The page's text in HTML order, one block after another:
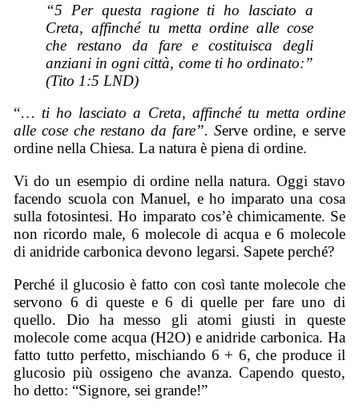
“5 Per questa ragione ti ho lasciato a
Creta, affinché tu metta ordine alle cose
che restano da fare e costituisca degli
anziani in ogni città, come ti ho ordinato:”
(Tito 1:5 LND)
“… ti ho lasciato a Creta, affinché tu metta ordine
alle cose che restano da fare”. Serve ordine, e serve
ordine nella Chiesa. La natura è piena di ordine.
Vi do un esempio di ordine nella natura. Oggi stavo
facendo scuola con Manuel, e ho imparato una cosa
sulla fotosintesi. Ho imparato cos’è chimicamente. Se
non ricordo male, 6 molecole di acqua e 6 molecole
di anidride carbonica devono legarsi. Sapete perché?
Perché il glucosio è fatto con così tante molecole che
servono 6 di queste e 6 di quelle per fare uno di
quello. Dio ha messo gli atomi giusti in queste
molecole come acqua (H2O) e anidride carbonica. Ha
fatto tutto perfetto, mischiando 6 + 6, che produce il
glucosio più ossigeno che avanza. Capendo questo,
ho detto: “Signore, sei grande!”